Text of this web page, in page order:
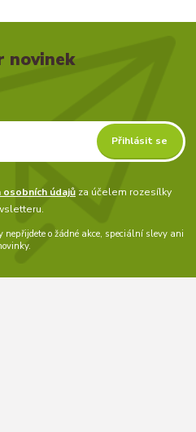
novinek
Přihlásit se
osobních údajůza účelem rozesílky
o žádné akce, speciální slevy ani